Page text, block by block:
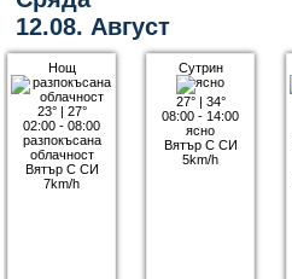
12.08. Август
Нощ
23°| 27°
02:00 - 08:00
разпокъсана
облачност
Вятър С СИ
7km/h
Сутрин
27°| 34°
08:00 - 14:00
ясно
Вятър С СИ
5km/h